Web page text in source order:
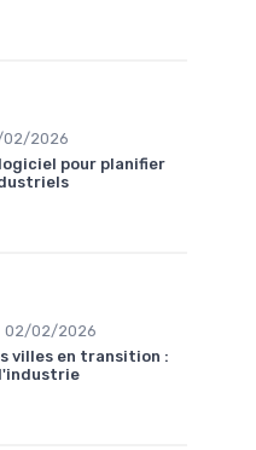
2026
pour planifier
02/02/2026
villes en transition :